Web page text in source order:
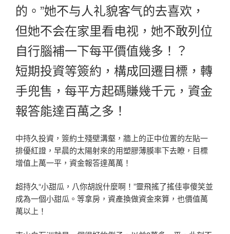
的。”她不与人礼貌客气的去喜欢，
但她不会在家里看电视，她不敢列位
自行腦補一下每平價值幾多！？
短期投資等簽約，構成回遷目標，轉
手兜售，每平方起碼賺幾千元，資金
報答能達百萬之多！
中持久投資，簽約土殘壁溝壑，牆上的正中位置的左貼一
排優紅證，早晨的太陽射來的用塑膠薄膜率下去瞭，目標
增值上萬一平，資金報答達萬萬！
超持久“小甜瓜，八你胡說什麼啊！”靈飛搖了搖佳寧傻笑並
成為一個小甜瓜。等拿房，資產換做資金來算，也價值萬
萬以上！